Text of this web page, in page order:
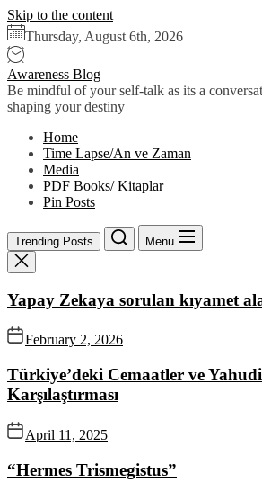
Skip to the content
Thursday, August 6th, 2026
Awareness Blog
Be mindful of your self-talk as its a
shaping your destiny
Home
Time Lapse/An ve Zaman
Media
PDF Books/ Kitaplar
Pin Posts
Trending Posts Menu
Yapay Zekaya sorulan kıyamet
February 2, 2026
Türkiye’deki Cemaatler ve Yahudi
Karşılaştırması
April 11, 2025
“Hermes Trismegistus”